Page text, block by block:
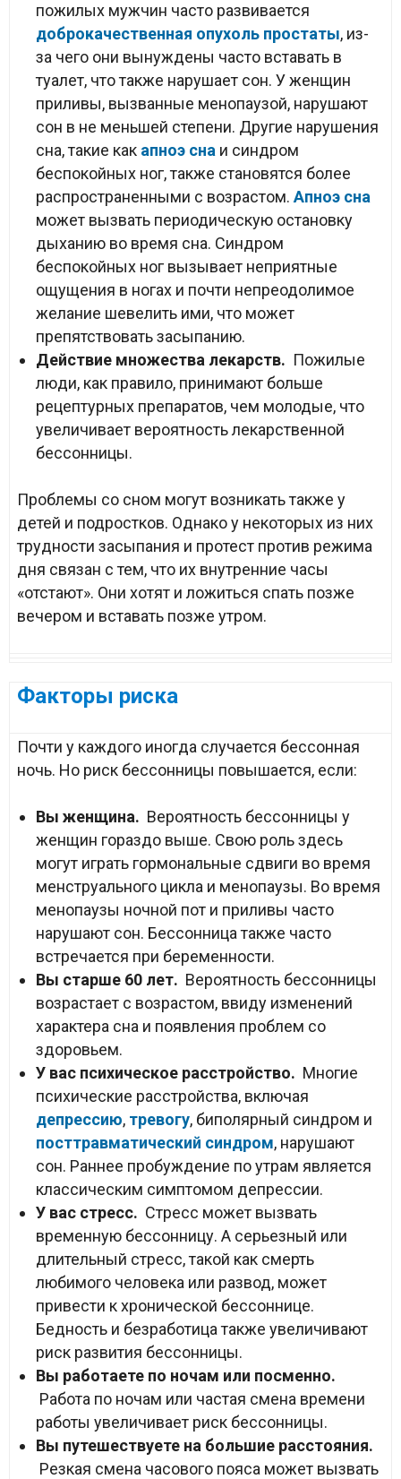
пожилых мужчин часто развивается
доброкачественная опухоль простаты, из-
за чего они вынуждены часто вставать в
туалет, что также нарушает сон. У женщин
приливы, вызванные менопаузой, нарушают
сон в не меньшей степени. Другие нарушения
сна, такие как апноэ сна и синдром
беспокойных ног, также становятся более
распространенными с возрастом. Апноэ сна
может вызвать периодическую остановку
дыханию во время сна. Синдром
беспокойных ног вызывает неприятные
ощущения в ногах и почти непреодолимое
желание шевелить ими, что может
препятствовать засыпанию.
Действие множества лекарств. Пожилые
люди, как правило, принимают больше
рецептурных препаратов, чем молодые, что
увеличивает вероятность лекарственной
бессонницы.
Проблемы со сном могут возникать также у
детей и подростков. Однако у некоторых из них
трудности засыпания и протест против режима
дня связан с тем, что их внутренние часы
«отстают». Они хотят и ложиться спать позже
вечером и вставать позже утром.
Факторы риска
Почти у каждого иногда случается бессонная
ночь. Но риск бессонницы повышается, если:
Вы женщина. Вероятность бессонницы у
женщин гораздо выше. Свою роль здесь
могут играть гормональные сдвиги во время
менструального цикла и менопаузы. Во время
менопаузы ночной пот и приливы часто
нарушают сон. Бессонница также часто
встречается при беременности.
Вы старше 60 лет. Вероятность бессонницы
возрастает с возрастом, ввиду изменений
характера сна и появления проблем со
здоровьем.
У вас психическое расстройство. Многие
психические расстройства, включая
депрессию, тревогу, биполярный синдром и
посттравматический синдром, нарушают
сон. Раннее пробуждение по утрам является
классическим симптомом депрессии.
У вас стресс. Стресс может вызвать
временную бессонницу. А серьезный или
длительный стресс, такой как смерть
любимого человека или развод, может
привести к хронической бессоннице.
Бедность и безработица также увеличивают
риск развития бессонницы.
Вы работаете по ночам или посменно.
Работа по ночам или частая смена времени
работы увеличивает риск бессонницы.
Вы путешествуете на большие расстояния.
Резкая смена часового пояса может вызвать